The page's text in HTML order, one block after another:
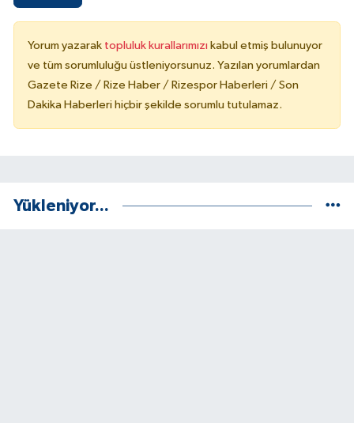
Yorum yazarak topluluk kurallarımızı kabul etmiş bulunuyor
ve tüm sorumluluğu üstleniyorsunuz. Yazılan yorumlardan
Gazete Rize / Rize Haber / Rizespor Haberleri / Son
Dakika Haberleri hiçbir şekilde sorumlu tutulamaz.
Yükleniyor...